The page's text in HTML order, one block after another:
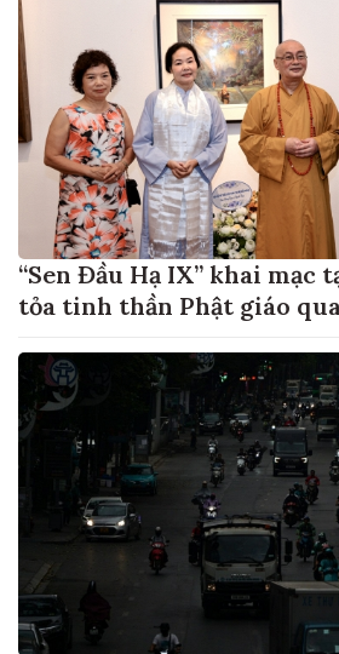
“Sen Đầu Hạ IX” khai mạc
tỏa tinh thần Phật giáo